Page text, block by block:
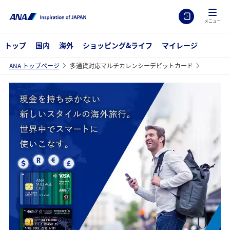
メニュー
トップ 国内 海外 ショッピング&ライフ マイレージ
ANA トップページ 多通貨対応マルチカレンシーデビットカード